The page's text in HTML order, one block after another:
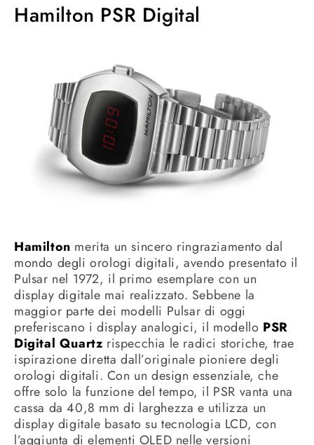
Hamilton PSR Digital
Hamilton merita un sincero ringraziamento dal
mondo degli orologi digitali, avendo presentato il
Pulsar nel 1972, il primo esemplare con un
display digitale mai realizzato. Sebbene la
maggior parte dei modelli Pulsar di oggi
preferiscano i display analogici, il modello PSR
Digital Quartz rispecchia le radici storiche, trae
ispirazione diretta dall’originale pioniere degli
orologi digitali. Con un design essenziale, che
offre solo la funzione del tempo, il PSR vanta una
cassa da 40,8 mm di larghezza e utilizza un
display digitale basato su tecnologia LCD, con
l’aggiunta di elementi OLED nelle versioni